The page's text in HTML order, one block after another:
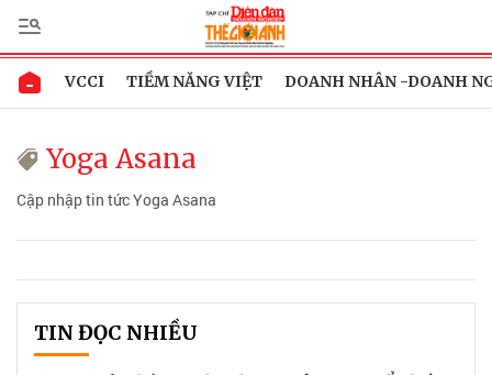
VCCI TIỀM NĂNG VIỆT DOANH NHÂN -DOANH
Yoga Asana
Cập nhập tin tức Yoga Asana
TIN ĐỌC NHIỀU